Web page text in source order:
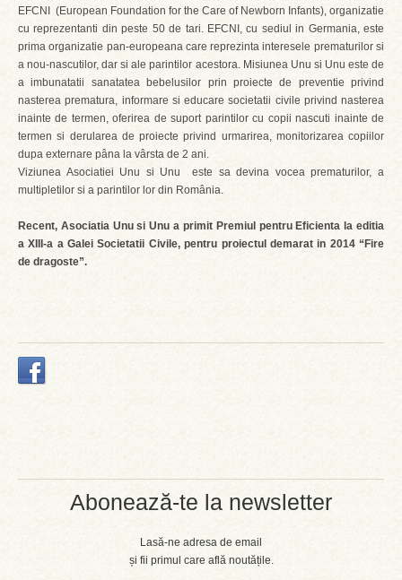
Abonează-te la newsletter
Lasă-ne adresa de email
și fii primul care află noutățile.
EFCNI (European Foundation for the Care of Newborn Infants), organizatie
cu reprezentanti din peste 50 de tari. EFCNI, cu sediul in Germania, este
prima organizatie pan-europeana care reprezinta interesele prematurilor si
a nou-nascutilor, dar si ale parintilor acestora. Misiunea Unu si Unu este de
a imbunatatii sanatatea bebelusilor prin proiecte de preventie privind
nasterea prematura, informare si educare societatii civile privind nasterea
inainte de termen, oferirea de suport parintilor cu copii nascuti inainte de
termen si derularea de proiecte privind urmarirea, monitorizarea copiilor
dupa externare pâna la vârsta de 2 ani.
Viziunea Asociatiei Unu si Unu este sa devina vocea prematurilor, a
multipletilor si a parintilor lor din România.
Recent, Asociatia Unu si Unu a primit Premiul pentru Eficienta la editia
a XIII-a a Galei Societatii Civile, pentru proiectul demarat in 2014 “Fire
de dragoste”.